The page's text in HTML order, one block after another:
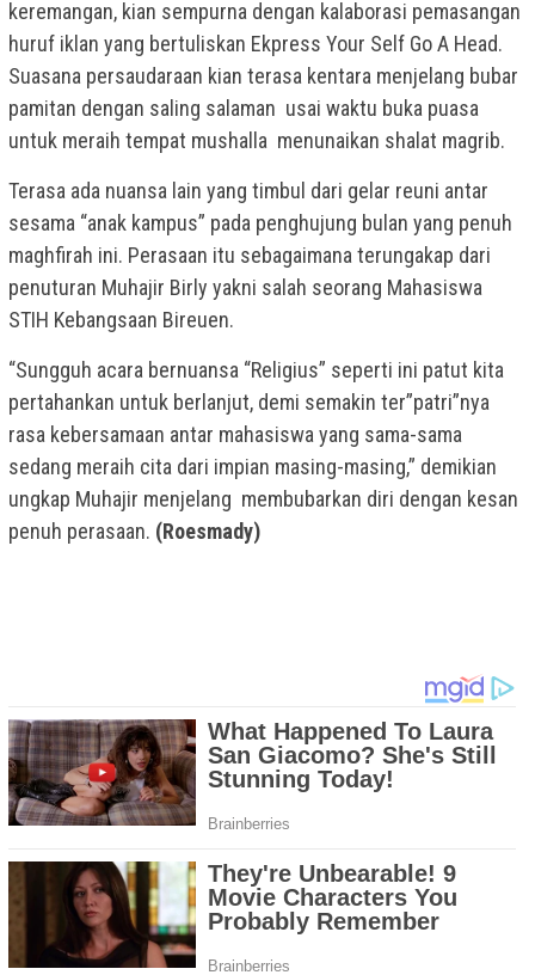
keremangan, kian sempurna dengan kalaborasi pemasangan
huruf iklan yang bertuliskan Ekpress Your Self Go A Head.
Suasana persaudaraan kian terasa kentara menjelang bubar
pamitan dengan saling salaman usai waktu buka puasa
untuk meraih tempat mushalla menunaikan shalat magrib.
Terasa ada nuansa lain yang timbul dari gelar reuni antar
sesama “anak kampus” pada penghujung bulan yang penuh
maghfirah ini. Perasaan itu sebagaimana terungakap dari
penuturan Muhajir Birly yakni salah seorang Mahasiswa
STIH Kebangsaan Bireuen.
“Sungguh acara bernuansa “Religius” seperti ini patut kita
pertahankan untuk berlanjut, demi semakin ter”patri”nya
rasa kebersamaan antar mahasiswa yang sama-sama
sedang meraih cita dari impian masing-masing,” demikian
ungkap Muhajir menjelang membubarkan diri dengan kesan
penuh perasaan. (Roesmady)